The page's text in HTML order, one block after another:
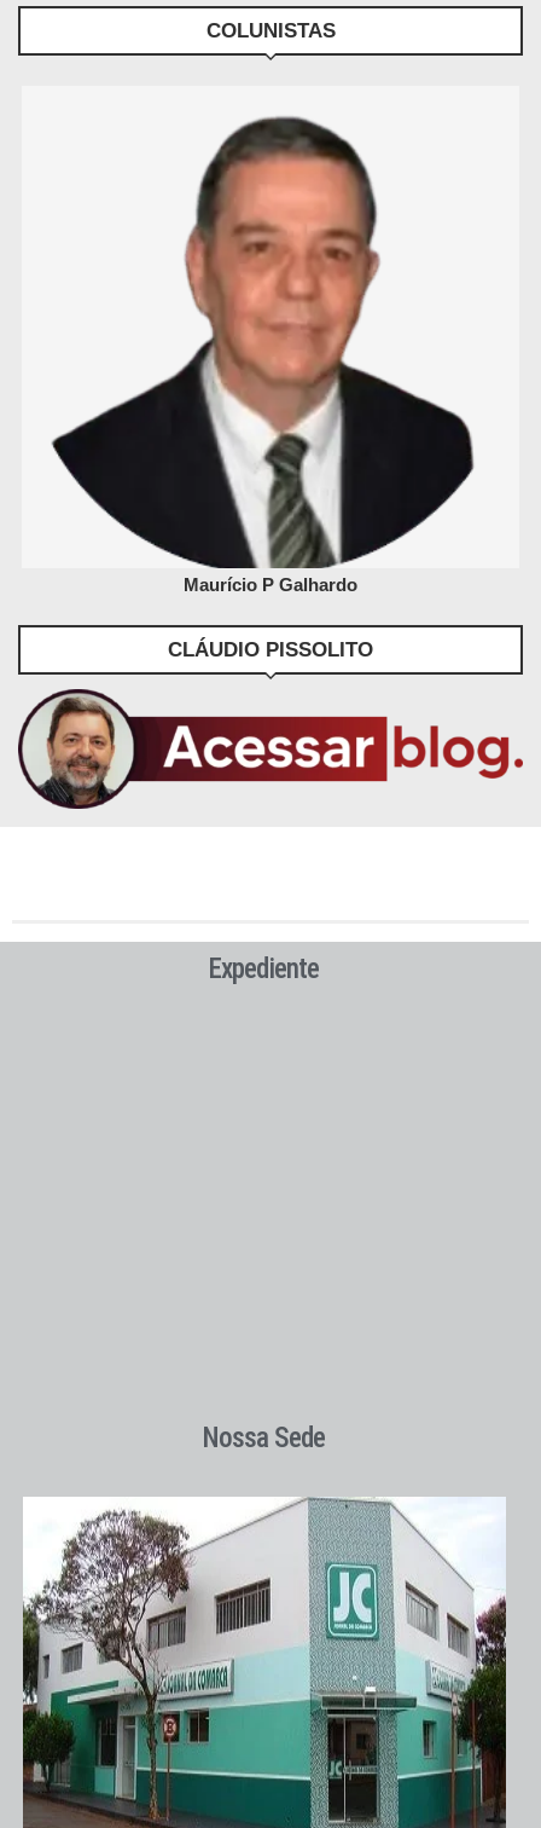
COLUNISTAS
Maurício P Galhardo
CLÁUDIO PISSOLITO
Expediente
Nossa Sede